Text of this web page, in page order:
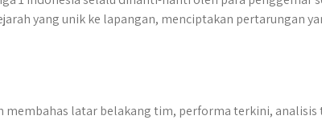
r
yang unik ke lapangan, menciptakan pertarungan
membahas latar belakang tim, performa terkini,